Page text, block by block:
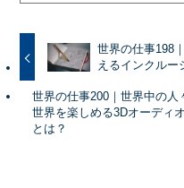
世界の仕事198
えるインクルー
世界の仕事200｜世界中の人
世界を楽しめる3Dオーディ
とは？